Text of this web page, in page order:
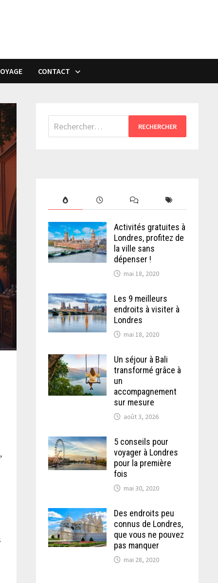
CONTACT
Rechercher :
Activités gratuites à
Londres, profitez de
la ville sans
dépenser !
mai 18, 2020
Les 9 meilleurs
endroits à visiter à
Londres
mai 18, 2020
Un séjour à Bali
transformé grâce à
un
accompagnement
sur mesure
août 3, 2026
5 conseils pour
voyager à Londres
pour la première
fois
mai 30, 2020
Des endroits peu
connus de Londres,
que vous ne pouvez
pas manquer
mai 28, 2020